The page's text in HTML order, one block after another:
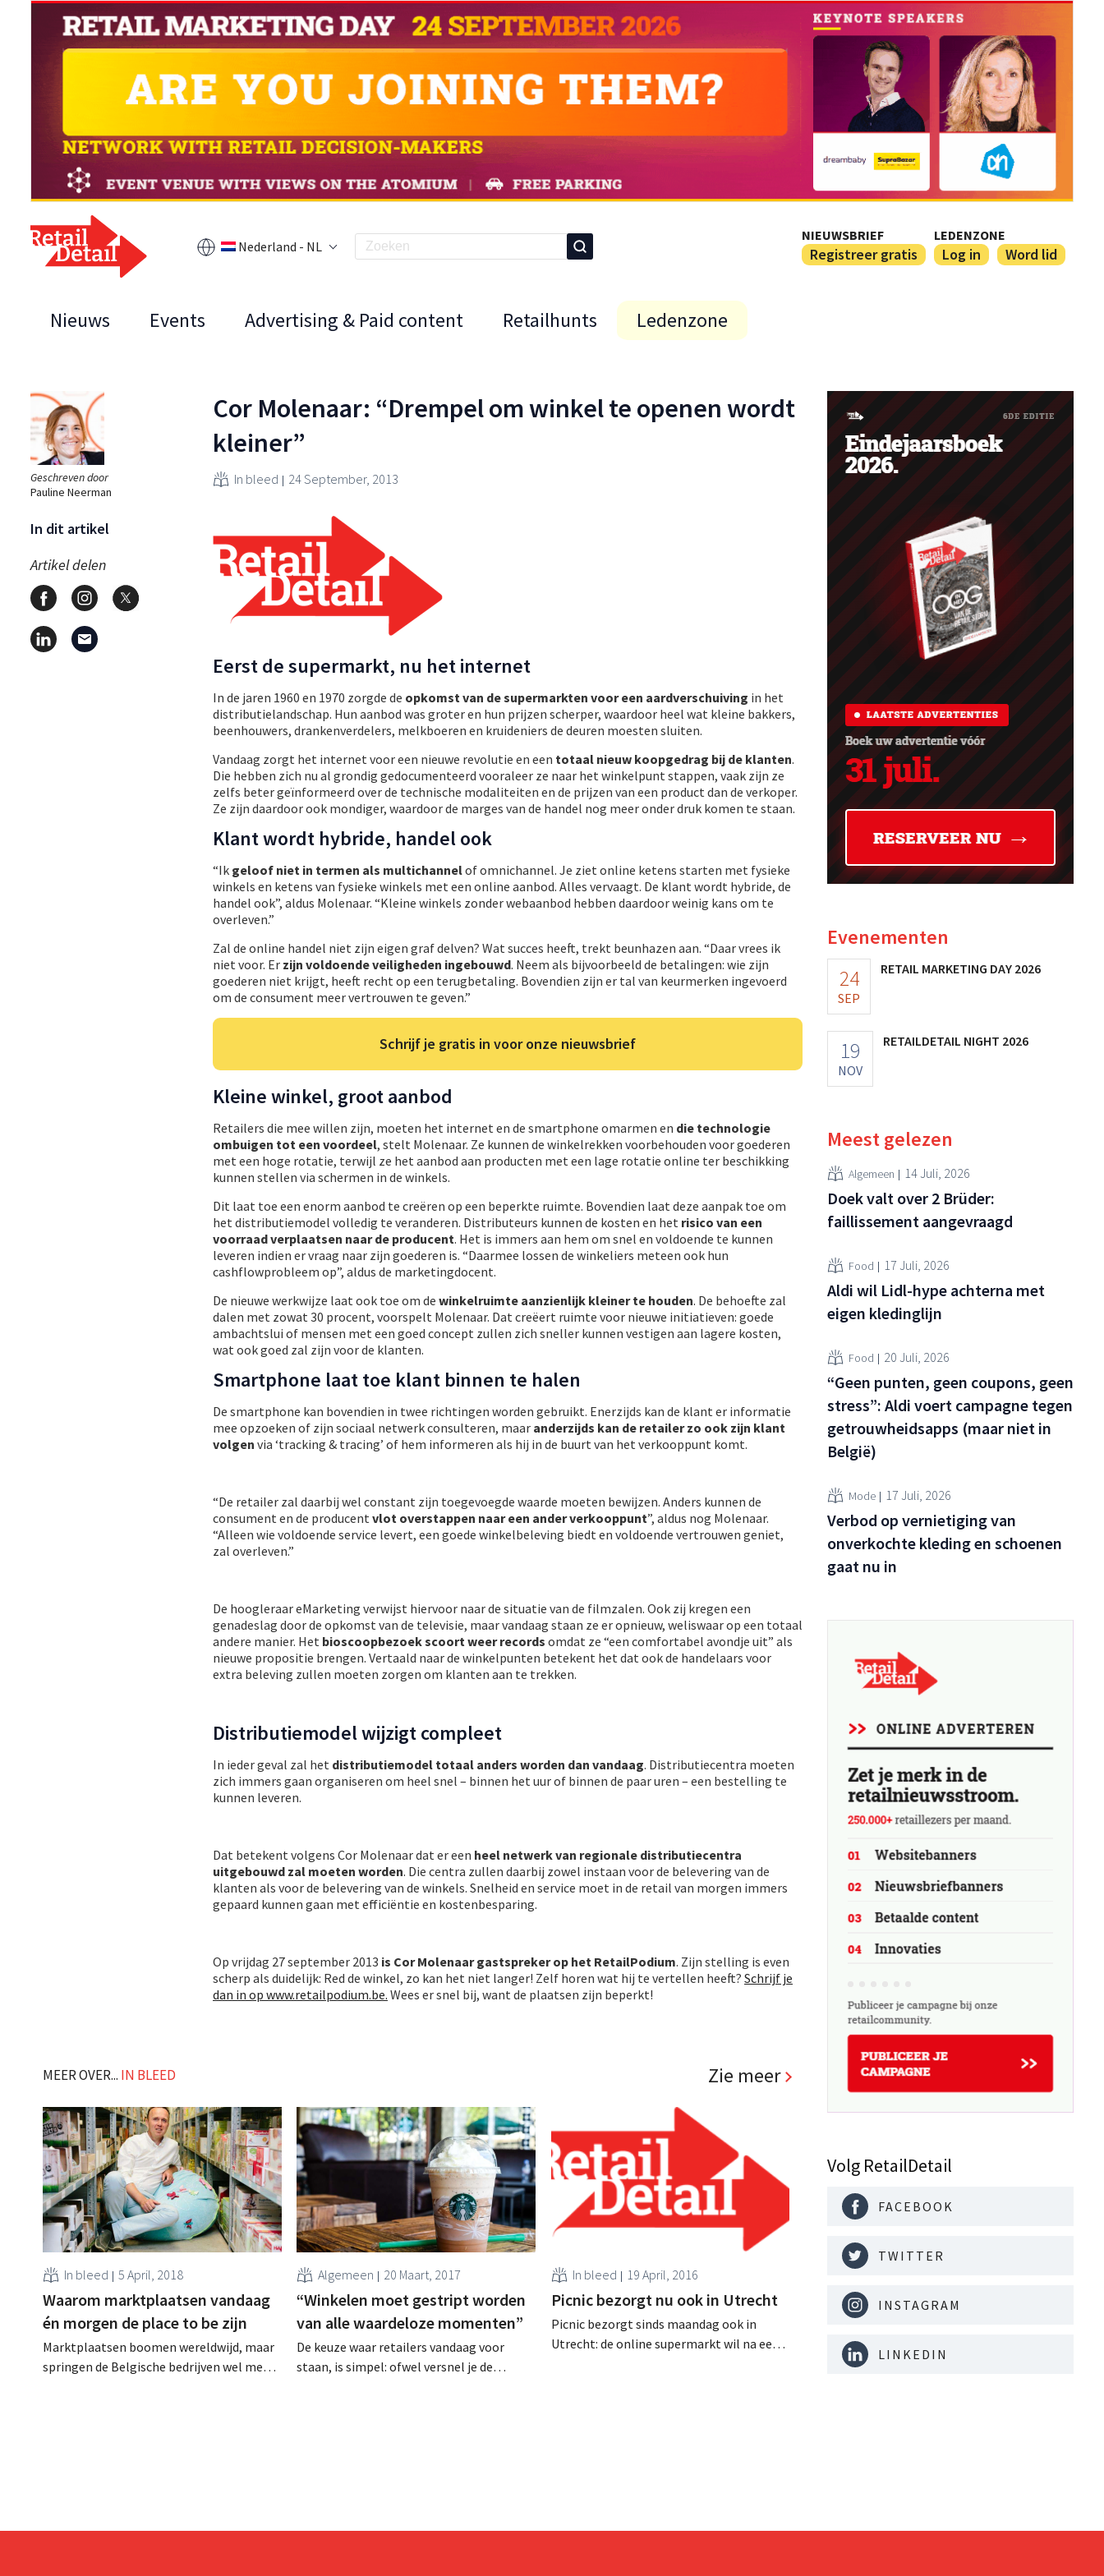
Nederland - NL
NIEUWSBRIEF
Registreer gratis
LEDENZONE
Log in Word lid
Nieuws Events Advertising & Paid content Retailhunts Ledenzone
Geschreven door
Pauline Neerman
In dit artikel
Artikel delen
Cor Molenaar: “Drempel om winkel te openen wordt
kleiner”
In bleed 24 September, 2013
Eerst de supermarkt, nu het internet
In de jaren 1960 en 1970 zorgde de opkomst van de supermarkten voor een aardverschuiving in het
distributielandschap. Hun aanbod was groter en hun prijzen scherper, waardoor heel wat kleine bakkers,
beenhouwers, drankenverdelers, melkboeren en kruideniers de deuren moesten sluiten.
Vandaag zorgt het internet voor een nieuwe revolutie en een totaal nieuw koopgedrag bij de klanten.
Die hebben zich nu al grondig gedocumenteerd vooraleer ze naar het winkelpunt stappen, vaak zijn ze
zelfs beter geïnformeerd over de technische modaliteiten en de prijzen van een product dan de verkoper.
Ze zijn daardoor ook mondiger, waardoor de marges van de handel nog meer onder druk komen te staan.
Klant wordt hybride, handel ook
“Ik geloof niet in termen als multichannelof omnichannel. Je ziet online ketens starten met fysieke
winkels en ketens van fysieke winkels met een online aanbod. Alles vervaagt. De klant wordt hybride, de
handel ook”, aldus Molenaar. “Kleine winkels zonder webaanbod hebben daardoor weinig kans om te
overleven.”
Zal de online handel niet zijn eigen graf delven? Wat succes heeft, trekt beunhazen aan. “Daar vrees ik
niet voor. Er zijn voldoende veiligheden ingebouwd. Neem als bijvoorbeeld de betalingen: wie zijn
goederen niet krijgt, heeft recht op een terugbetaling. Bovendien zijn er tal van keurmerken ingevoerd
om de consument meer vertrouwen te geven.”
Schrijf je gratis in voor onze nieuwsbrief
Kleine winkel, groot aanbod
Retailers die mee willen zijn, moeten het internet en de smartphone omarmen en die technologie
ombuigen tot een voordeel, stelt Molenaar. Ze kunnen de winkelrekken voorbehouden voor goederen
met een hoge rotatie, terwijl ze het aanbod aan producten met een lage rotatie online ter beschikking
kunnen stellen via schermen in de winkels.
Dit laat toe een enorm aanbod te creëren op een beperkte ruimte. Bovendien laat deze aanpak toe om
het distributiemodel volledig te veranderen. Distributeurs kunnen de kosten en het risico van een
voorraad verplaatsen naar de producent. Het is immers aan hem om snel en voldoende te kunnen
leveren indien er vraag naar zijn goederen is. “Daarmee lossen de winkeliers meteen ook hun
cashflowprobleem op”, aldus de marketingdocent.
De nieuwe werkwijze laat ook toe om de winkelruimte aanzienlijk kleiner te houden. De behoefte zal
dalen met zowat 30 procent, voorspelt Molenaar. Dat creëert ruimte voor nieuwe initiatieven: goede
ambachtslui of mensen met een goed concept zullen zich sneller kunnen vestigen aan lagere kosten,
wat ook goed zal zijn voor de klanten.
Smartphone laat toe klant binnen te halen
De smartphone kan bovendien in twee richtingen worden gebruikt. Enerzijds kan de klant er informatie
mee opzoeken of zijn sociaal netwerk consulteren, maar anderzijds kan de retailer zo ook zijn klant
volgen via ‘tracking & tracing’ of hem informeren als hij in de buurt van het verkooppunt komt.
“De retailer zal daarbij wel constant zijn toegevoegde waarde moeten bewijzen. Anders kunnen de
consument en de producent vlot overstappen naar een ander verkooppunt”, aldus nog Molenaar.
“Alleen wie voldoende service levert, een goede winkelbeleving biedt en voldoende vertrouwen geniet,
zal overleven.”
De hoogleraar eMarketing verwijst hiervoor naar de situatie van de filmzalen. Ook zij kregen een
genadeslag door de opkomst van de televisie, maar vandaag staan ze er opnieuw, weliswaar op een totaal
andere manier. Het bioscoopbezoek scoort weer records omdat ze “een comfortabel avondje uit” als
nieuwe propositie brengen. Vertaald naar de winkelpunten betekent het dat ook de handelaars voor
extra beleving zullen moeten zorgen om klanten aan te trekken.
Distributiemodel wijzigt compleet
In ieder geval zal het distributiemodel totaal anders worden dan vandaag. Distributiecentra moeten
zich immers gaan organiseren om heel snel – binnen het uur of binnen de paar uren – een bestelling te
kunnen leveren.
Dat betekent volgens Cor Molenaar dat er een heel netwerk van regionale distributiecentra
uitgebouwd zal moeten worden. Die centra zullen daarbij zowel instaan voor de belevering van de
klanten als voor de belevering van de winkels. Snelheid en service moet in de retail van morgen immers
gepaard kunnen gaan met efficiëntie en kostenbesparing.
Op vrijdag 27 september 2013 is Cor Molenaar gastspreker op het RetailPodium. Zijn stelling is even
scherp als duidelijk: Red de winkel, zo kan het niet langer! Zelf horen wat hij te vertellen heeft? Schrijf je
dan in op www.retailpodium.be. Wees er snel bij, want de plaatsen zijn beperkt!
MEER OVER... IN BLEED Zie meer
In bleed 5 April, 2018
Waarom marktplaatsen vandaag
én morgen de place to be zijn
Marktplaatsen boomen wereldwijd, maar
springen de Belgische bedrijven wel mee
Algemeen 20 Maart, 2017
“Winkelen moet gestript worden
van alle waardeloze momenten”
De keuze waar retailers vandaag voor
staan, is simpel: ofwel versnel je de
In bleed 19 April, 2016
Picnic bezorgt nu ook in Utrecht
Picnic bezorgt sinds maandag ook in
Utrecht: de online supermarkt wil na een
Evenementen
24
SEP
RETAIL MARKETING DAY 2026
19
NOV
RETAILDETAIL NIGHT 2026
Meest gelezen
Algemeen 14 Juli, 2026
Doek valt over 2 Brüder:
faillissement aangevraagd
Food 17 Juli, 2026
Aldi wil Lidl-hype achterna met
eigen kledinglijn
Food 20 Juli, 2026
“Geen punten, geen coupons, geen
stress”: Aldi voert campagne tegen
getrouwheidsapps (maar niet in
België)
Mode 17 Juli, 2026
Verbod op vernietiging van
onverkochte kleding en schoenen
gaat nu in
Volg RetailDetail
FACEBOOK
TWITTER
INSTAGRAM
LINKEDIN